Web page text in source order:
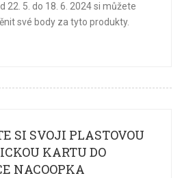
22. 5. do 18. 6. 2024 si můžete
své body za tyto produkty.
SI SVOJI PLASTOVOU
KARTU DO
NACOOPKA